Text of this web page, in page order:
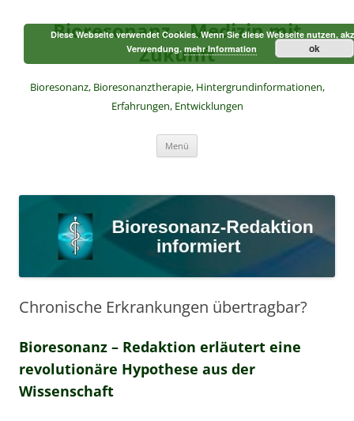
springenBioresonanz – Medizin mit
Zukunft
Bioresonanz, Bioresonanztherapie, Hintergrundinformationen,
Erfahrungen, Entwicklungen
Menü
Chronische Erkrankungen übertragbar?
Bioresonanz – Redaktion erläutert eine
revolutionäre Hypothese aus der
Wissenschaft
Diese Webseite verwendet Cookies. Wenn Sie diese Webseite nutzen,
Verwendung.mehr Information ok